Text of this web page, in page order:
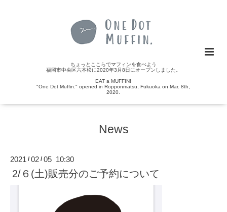
ちょっとここらでマフィンを食べよう
福岡市中央区六本松に2020年3月8日にオープンしました。
EAT a MUFFIN!
"One Dot Muffin." opened in Ropponmatsu, Fukuoka on Mar. 8th,
2020.
News
2021 /02 /05 10:30
2/６(土)販売分のご予約について